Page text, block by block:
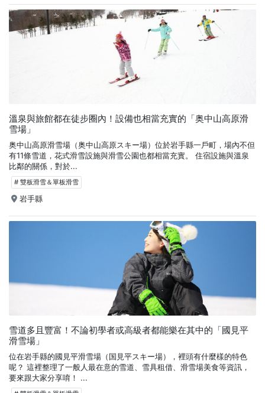
溫泉與旅館都在徒步圈內！設備也相當充實的「奥中山高原滑
雪場」
奥中山高原滑雪場（奥中山高原スキー場）位於岩手縣一戶町，場內不但
有11條雪道，花式滑雪設施與滑雪公園也都相當充實。 住宿設施與溫泉
比鄰的關係，對於...
# 雙板滑雪＆單板滑雪
岩手縣
雪道多且豐富！不論初學者或高級者都能樂在其中的「國見平
滑雪場」
位在岩手縣的國見平滑雪場（国見平スキー場），裡頭有什麼樣的特色
呢？ 這裡整理了一般人最在意的雪道、雪具租借、滑雪場美食等資訊，
要來跟大家分享唷！ ...